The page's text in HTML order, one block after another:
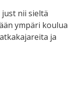
just nii sieltä
ympäri koulua
ja